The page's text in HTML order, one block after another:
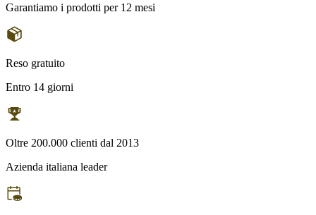
Garantiamo i prodotti per 12 mesi
Reso gratuito
Entro 14 giorni
Oltre 200.000 clienti dal 2013
Azienda italiana leader